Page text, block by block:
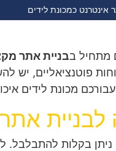
אינטרנט כמכונת לידים
מתחיל בבניית אתר
פוטנציאליים,
מכונת לידים
ניתן בקלות